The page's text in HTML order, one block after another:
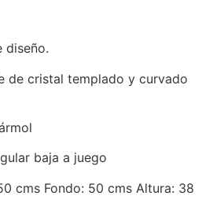
diseño.
de cristal templado y curvado
baja a juego
cms Fondo: 50 cms Altura: 38